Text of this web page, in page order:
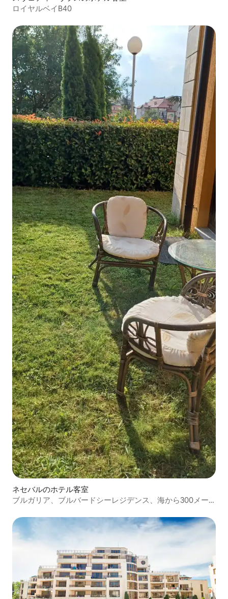
ロイヤルベイB40
ネセバルのホテル客室
ブルガリア、ブルバードシーレジデンス、海から300メー